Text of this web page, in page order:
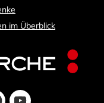
im Überblick